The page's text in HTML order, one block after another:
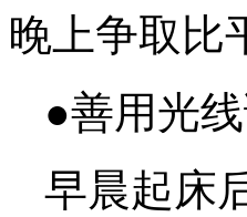
晚上争取比
●善用光
早晨起床